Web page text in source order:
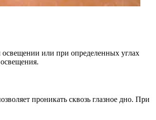
или при определенных углах
проникать сквозь глазное дно. При